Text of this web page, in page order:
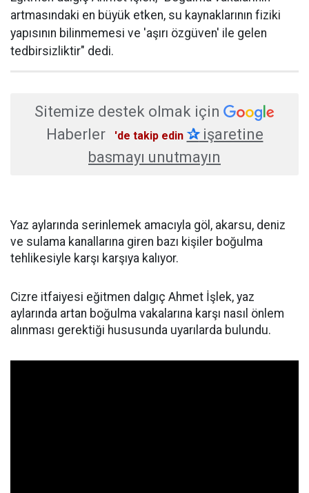
artmasındaki en büyük etken, su kaynaklarının fiziki
yapısının bilinmemesi ve 'aşırı özgüven' ile gelen
tedbirsizliktir" dedi.
Sitemize destek olmak için
Haberler
'de takip edin ✰işaretine
basmayı unutmayın
Yaz aylarında serinlemek amacıyla göl, akarsu, deniz
ve sulama kanallarına giren bazı kişiler boğulma
tehlikesiyle karşı karşıya kalıyor.
Cizre itfaiyesi eğitmen dalgıç Ahmet İşlek, yaz
aylarında artan boğulma vakalarına karşı nasıl önlem
alınması gerektiği hususunda uyarılarda bulundu.